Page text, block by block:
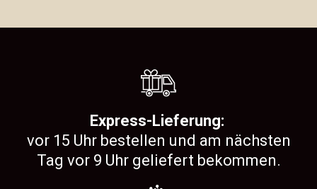
Express-Lieferung:
vor 15 Uhr bestellen und am nächsten
Tag vor 9 Uhr geliefert bekommen.